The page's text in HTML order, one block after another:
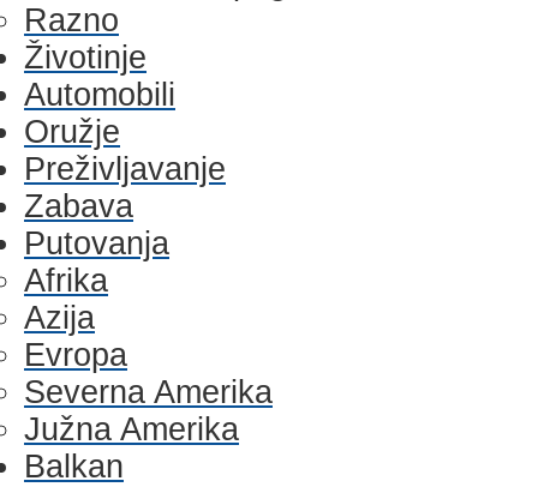
Razno
Životinje
Automobili
Oružje
Preživljavanje
Zabava
Putovanja
Afrika
Azija
Evropa
Severna Amerika
Južna Amerika
Balkan